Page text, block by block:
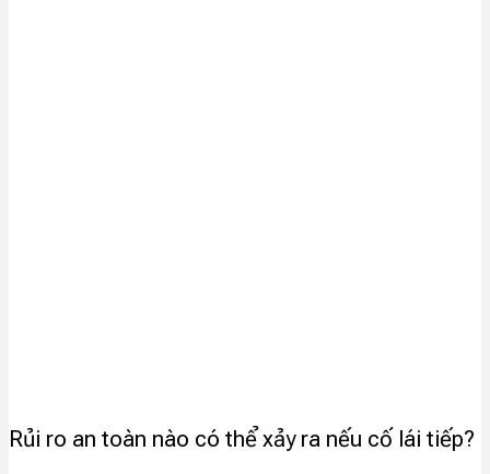
Rủi ro an toàn nào có thể xảy ra nếu cố lái tiếp?